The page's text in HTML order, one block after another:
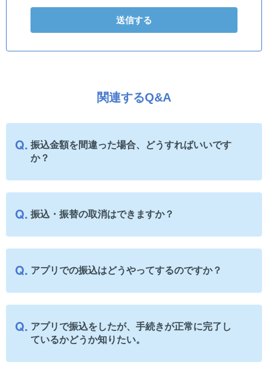
関連するQ&A
振込金額を間違った場合、どうすればいいです
か？
振込・振替の取消はできますか？
アプリでの振込はどうやってするのですか？
アプリで振込をしたが、手続きが正常に完了し
ているかどうか知りたい。